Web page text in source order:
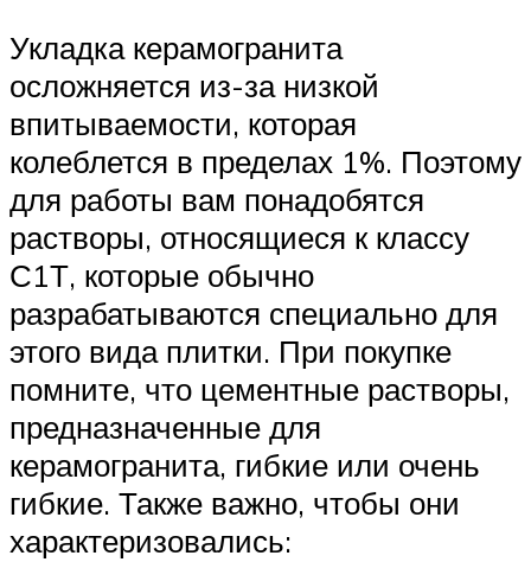
Укладка керамогранита
осложняется из-за низкой
впитываемости, которая
колеблется в пределах 1%. Поэтому
для работы вам понадобятся
растворы, относящиеся к классу
С1Т, которые обычно
разрабатываются специально для
этого вида плитки. При покупке
помните, что цементные растворы,
предназначенные для
керамогранита, гибкие или очень
гибкие. Также важно, чтобы они
характеризовались: